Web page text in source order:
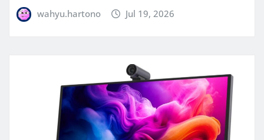
wahyu.hartono Jul 19, 2026